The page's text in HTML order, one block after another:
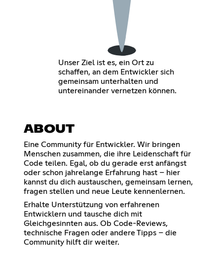
Unser Ziel ist es, ein Ort zu
schaffen, an dem Entwickler sich
gemeinsam unterhalten und
untereinander vernetzen können.
ABOUT
Eine Community für Entwickler. Wir bringen
Menschen zusammen, die ihre Leidenschaft für
Code teilen. Egal, ob du gerade erst anfängst
oder schon jahrelange Erfahrung hast – hier
kannst du dich austauschen, gemeinsam lernen,
fragen stellen und neue Leute kennenlernen.
Erhalte Unterstützung von erfahrenen
Entwicklern und tausche dich mit
Gleichgesinnten aus. Ob Code-Reviews,
technische Fragen oder andere Tipps – die
Community hilft dir weiter.